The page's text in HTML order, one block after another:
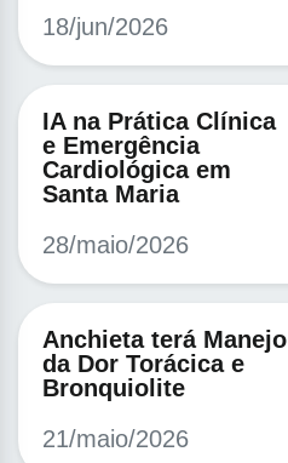
18/jun/2026
IA na Prática Clínica
e Emergência
Cardiológica em
Santa Maria
28/maio/2026
Anchieta terá Manejo
da Dor Torácica e
Bronquiolite
21/maio/2026